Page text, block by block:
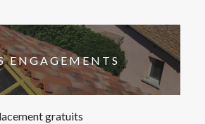
ENGAGEMENTS
gratuits